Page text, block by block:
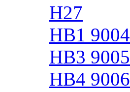
H27
HB1 9004
HB3 9005
HB4 9006